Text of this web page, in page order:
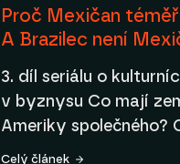
Proč Mexičan
A Brazilec není
3. díl seriálu o
v byznysu Co mají
Ameriky společného?
Celý článek